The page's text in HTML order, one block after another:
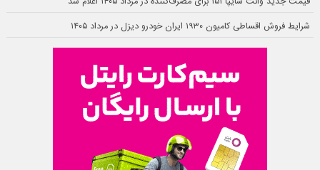
شرایط فروش اقساطی کامیون ۱۹۳۰ ایران خودرو دیزل در مرداد ۱۴۰۵